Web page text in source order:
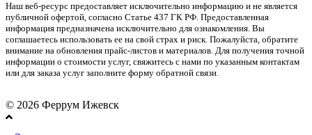
Наш веб-ресурс предоставляет исключительно информацию и не является
публичной офертой, согласно Статье 437 ГК РФ. Предоставленная
информация предназначена исключительно для ознакомления. Вы
соглашаетесь использовать ее на свой страх и риск. Пожалуйста, обратите
внимание на обновления прайс-листов и материалов. Для получения точной
информации о стоимости услуг, свяжитесь с нами по указанным контактам
или для заказа услуг заполните форму обратной связи.
© 2026 Феррум Ижевск